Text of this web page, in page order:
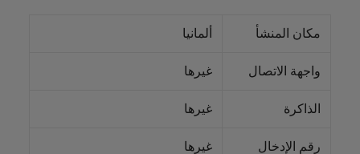
مكان المنشأ ألمانيا
واجهة الاتصال غيرها
الذاكرة غيرها
رقم الإدخال
غيرها